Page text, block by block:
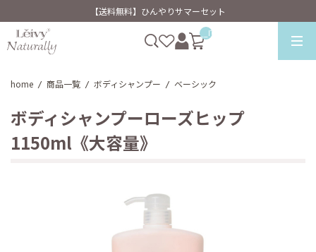
【送料無料】ひんやりサマーセット
__ITM_CNT__
home / 商品一覧 / ボディシャンプー / ベーシック
ボディシャンプーローズヒップ
1150ml《大容量》